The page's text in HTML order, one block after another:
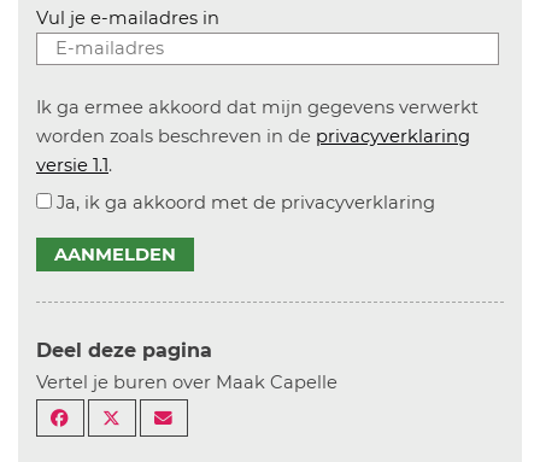
Vul je e-mailadres in
Ik ga ermee akkoord dat mijn gegevens verwerkt
worden zoals beschreven in de privacyverklaring
versie 1.1.
Ja, ik ga akkoord met de privacyverklaring
AANMELDEN
Deel deze pagina
Vertel je buren over Maak Capelle